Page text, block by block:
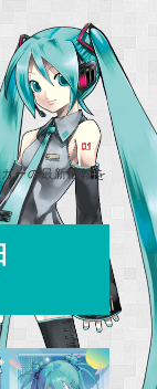
ーの最新情報を